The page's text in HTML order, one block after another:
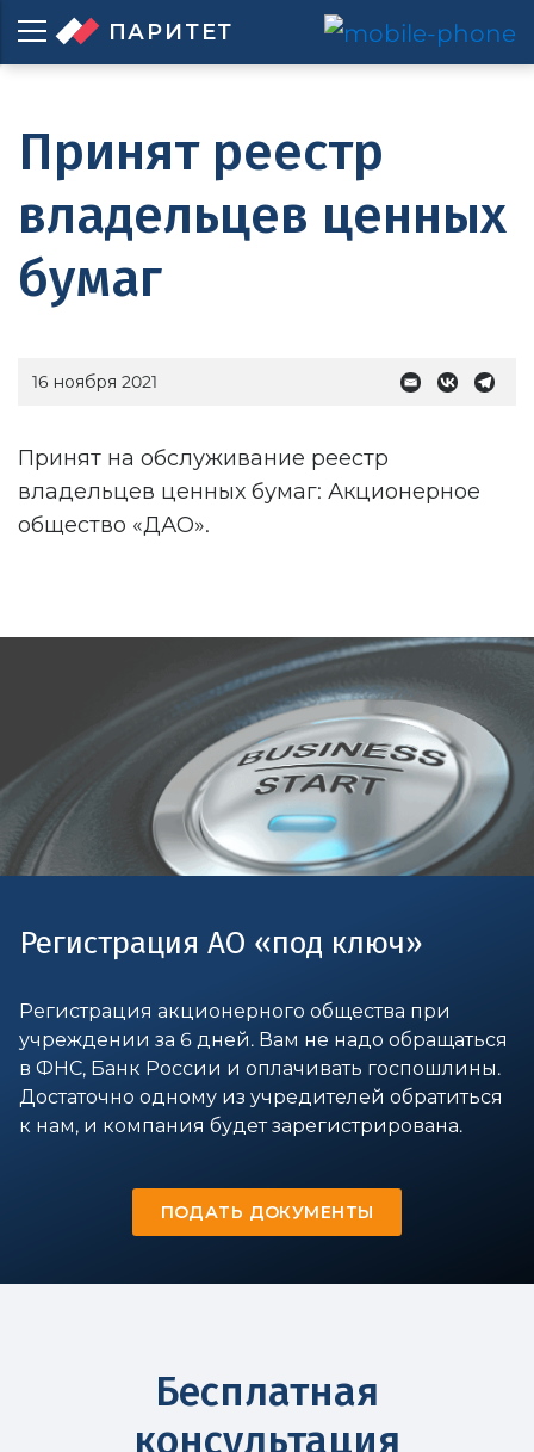
ПАРИТЕТ
Принят реестр
владельцев ценных
бумаг
16 ноября 2021
Принят на обслуживание реестр
владельцев ценных бумаг: Акционерное
общество «ДАО».
Регистрация АО «под ключ»
Регистрация акционерного общества при
учреждении за 6 дней. Вам не надо обращаться
в ФНС, Банк России и оплачивать госпошлины.
Достаточно одному из учредителей обратиться
к нам, и компания будет зарегистрирована.
ПОДАТЬ ДОКУМЕНТЫ
Бесплатная
консультация